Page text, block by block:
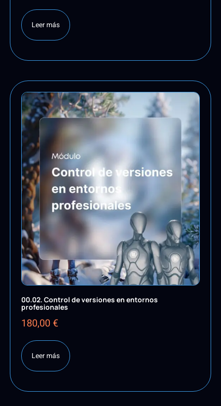
Leer más
00.02. Control de versiones en entornos
profesionales
180,00 €
Leer más